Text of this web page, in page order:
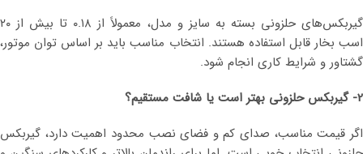
گیربکس‌های حلزونی بسته به سایز و مدل، معمولاً از ۰.۱۸ تا بیش از ۲۰
اسب بخار قابل استفاده هستند. انتخاب مناسب باید بر اساس توان موتور،
گشتاور و شرایط کاری انجام شود.
2- گیربکس حلزونی بهتر است یا شافت مستقیم؟
اگر قیمت مناسب، صدای کم و فضای نصب محدود اهمیت دارد، گیربکس